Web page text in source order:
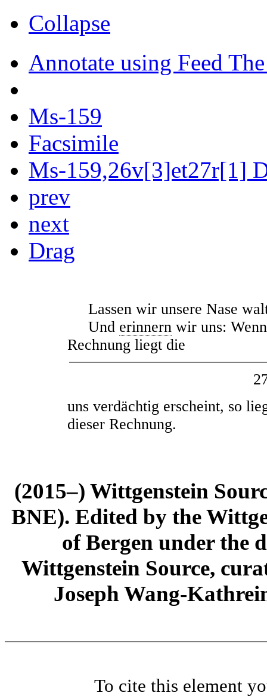
Collapse
Annotate using Feed
Ms-159
Facsimile
Ms-159,26v[3]et27r[1]
prev
next
Drag
Lassen wir unsere Nase
Und erinnern wir uns:
Rechnung liegt die
uns verdächtig erscheint, so
dieser Rechnung.
(2015–) Wittgenstein
BNE). Edited by the
of Bergen under the
Wittgenstein Source,
Joseph Wang-
To cite this element